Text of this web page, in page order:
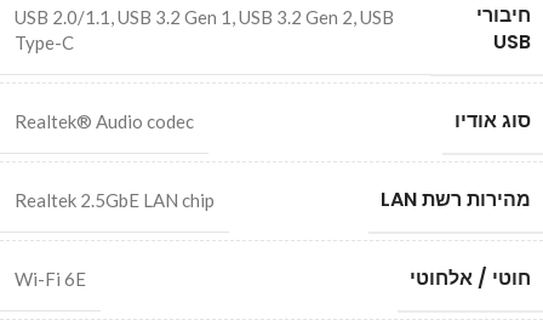
חיבורי
USB
USB 2.0/1.1 ,USB 3.2 Gen 1 ,USB 3.2 Gen 2,USB
Type-C
סוג אודיו Realtek® Audio codec
מהירות רשת LAN Realtek 2.5GbE LAN chip
חוטי / אלחוטי Wi-Fi 6E